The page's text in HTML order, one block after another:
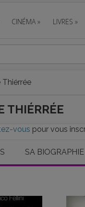
CINÉMA » LIVRES »
Thiérrée
THIÉRRÉE
vous pour vous
SA BIOGRAPHIE